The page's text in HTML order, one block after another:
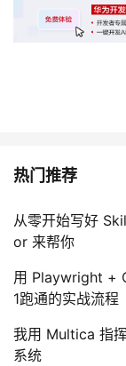
热门推荐
从零开始写好
or 来帮你
用 Playwright +
1跑通的实战流程
我用 Multica 指
系统